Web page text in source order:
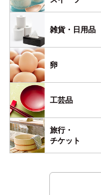
雑貨・ 日用品
卵
工芸品
旅行・
チケット